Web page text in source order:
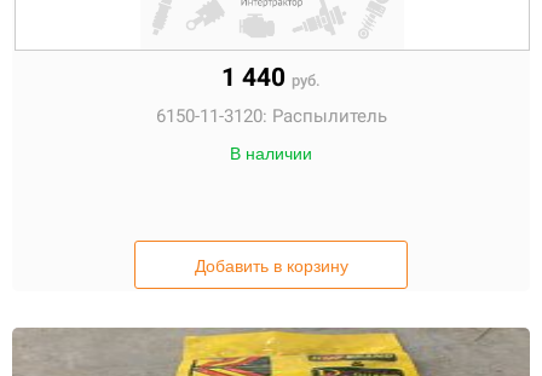
1 440 руб.
6150-11-3120: Распылитель
В наличии
Добавить в корзину